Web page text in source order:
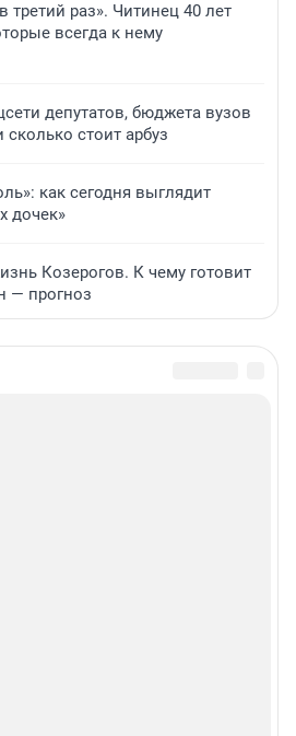
третий раз». Читинец 40 лет
всегда к нему
депутатов, бюджета вузов
стоит арбуз
как сегодня выглядит
дочек»
Козерогов. К чему готовит
— прогноз